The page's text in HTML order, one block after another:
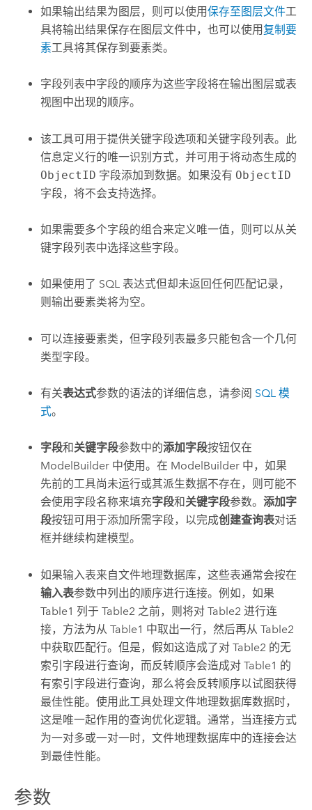
如果输出结果为图层，则可以使用保存至图层文件工
具将输出结果保存在图层文件中，也可以使用 复制要
素工具将其保存到要素类。
字段列表中字段的顺序为这些字段将在输出图层或表
视图中出现的顺序。
该工具可用于提供关键字段选项和关键字段列表。此
信息定义行的唯一识别方式，并可用于将动态生成的
ObjectID 字段添加到数据。如果没有 ObjectID
字段，将不会支持选择。
如果需要多个字段的组合来定义唯一值，则可以从关
键字段列表中选择这些字段。
如果使用了 SQL 表达式但却未返回任何匹配记录，
则输出要素类将为空。
可以连接要素类，但字段列表最多只能包含一个几何
类型字段。
有关表达式参数的语法的详细信息，请参阅 SQL 模
式。
字段和关键字段参数中的添加字段按钮仅在
ModelBuilder 中使用。在 ModelBuilder 中，如果
先前的工具尚未运行或其派生数据不存在，则可能不
会使用字段名称来填充字段和关键字段参数。添加字
段按钮可用于添加所需字段，以完成创建查询表对话
框并继续构建模型。
如果输入表来自文件地理数据库，这些表通常会按在
输入表参数中列出的顺序进行连接。例如，如果
Table1 列于 Table2 之前，则将对 Table2 进行连
接，方法为从 Table1 中取出一行，然后再从 Table2
中获取匹配行。但是，假如这造成了对 Table2 的无
索引字段进行查询，而反转顺序会造成对 Table1 的
有索引字段进行查询，那么将会反转顺序以试图获得
最佳性能。使用此工具处理文件地理数据库数据时，
这是唯一起作用的查询优化逻辑。通常，当连接方式
为一对多或一对一时，文件地理数据库中的连接会达
到最佳性能。
参数